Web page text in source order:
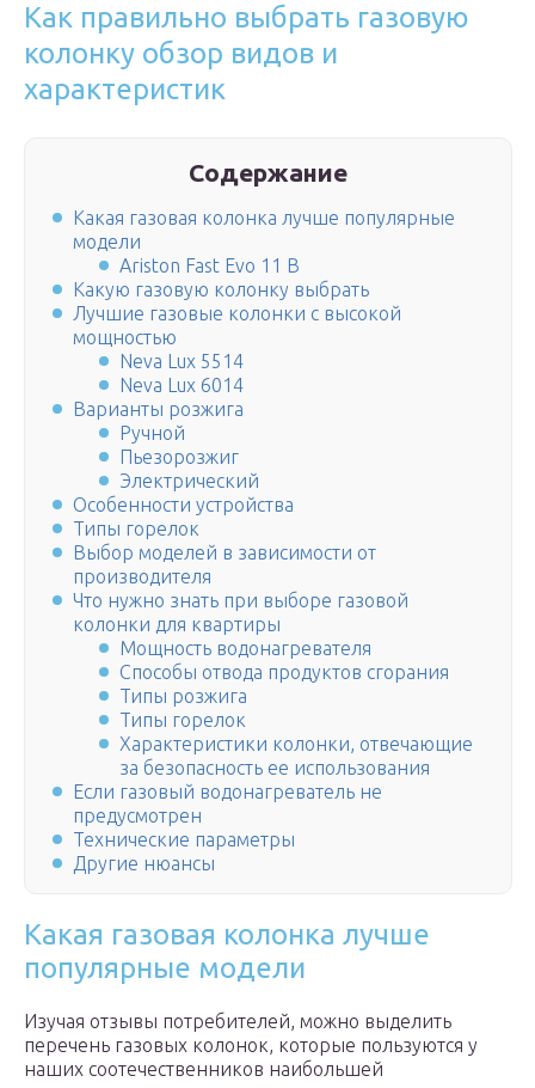
Как правильно выбрать газовую
колонку обзор видов и
характеристик
Содержание
Какая газовая колонка лучше популярные
модели
Ariston Fast Evo 11 B
Какую газовую колонку выбрать
Лучшие газовые колонки с высокой
мощностью
Neva Lux 5514
Neva Lux 6014
Варианты розжига
Ручной
Пьезорозжиг
Электрический
Особенности устройства
Типы горелок
Выбор моделей в зависимости от
производителя
Что нужно знать при выборе газовой
колонки для квартиры
Мощность водонагревателя
Способы отвода продуктов сгорания
Типы розжига
Типы горелок
Характеристики колонки, отвечающие
за безопасность ее использования
Если газовый водонагреватель не
предусмотрен
Технические параметры
Другие нюансы
Какая газовая колонка лучше
популярные модели
Изучая отзывы потребителей, можно выделить
перечень газовых колонок, которые пользуются у
наших соотечественников наибольшей